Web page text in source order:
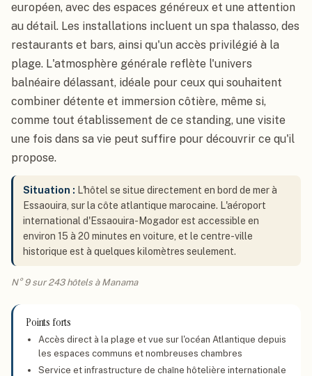
européen, avec des espaces généreux et une attention
au détail. Les installations incluent un spa thalasso, des
restaurants et bars, ainsi qu'un accès privilégié à la
plage. L'atmosphère générale reflète l'univers
balnéaire délassant, idéale pour ceux qui souhaitent
combiner détente et immersion côtière, même si,
comme tout établissement de ce standing, une visite
une fois dans sa vie peut suffire pour découvrir ce qu'il
propose.
Situation : L'hôtel se situe directement en bord de mer à
Essaouira, sur la côte atlantique marocaine. L'aéroport
international d'Essaouira-Mogador est accessible en
environ 15 à 20 minutes en voiture, et le centre-ville
historique est à quelques kilomètres seulement.
N° 9 sur 243 hôtels à Manama
Points forts
Accès direct à la plage et vue sur l'océan Atlantique depuis
les espaces communs et nombreuses chambres
Service et infrastructure de chaîne hôtelière internationale